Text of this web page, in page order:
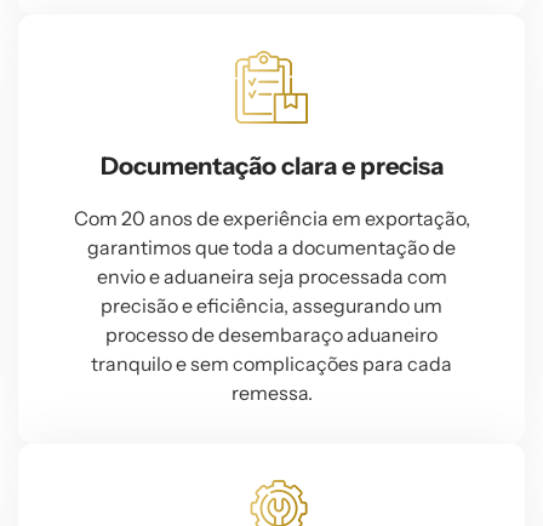
Documentação clara e precisa
Com 20 anos de experiência em exportação,
garantimos que toda a documentação de
envio e aduaneira seja processada com
precisão e eficiência, assegurando um
processo de desembaraço aduaneiro
tranquilo e sem complicações para cada
remessa.